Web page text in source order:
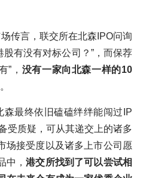
传言，联交所在北森IPO问询
股有没有对标公司？”，而保荐
”， 没有一家向北森一样的10
。
最终依旧磕磕绊绊能闯过IP
受质疑，可从其递交上的诸多
场接受度以及诸多上市公司愿
中，港交所找到了可以尝试相